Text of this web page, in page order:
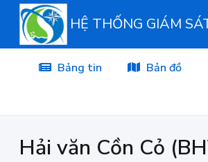
HỆ THỐNG GIÁM
Bảng tin Bản đồ
Hải văn Cồn Cỏ